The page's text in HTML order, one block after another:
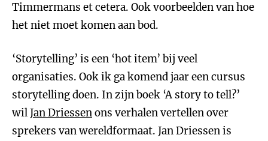
Timmermans et cetera. Ook voorbeelden van hoe
het niet moet komen aan bod.
‘Storytelling’ is een ‘hot item’ bij veel
organisaties. Ook ik ga komend jaar een cursus
storytelling doen. In zijn boek ‘A story to tell?’
wilJan Driessenons verhalen vertellen over
sprekers van wereldformaat. Jan Driessen is